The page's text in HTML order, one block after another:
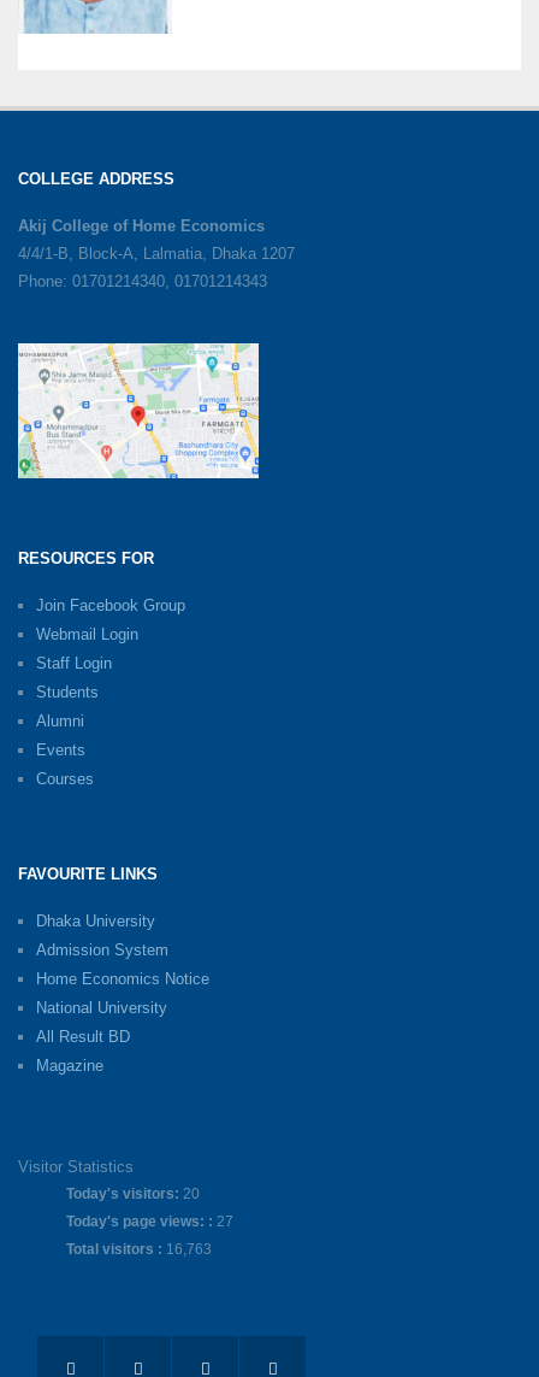
COLLEGE ADDRESS
Akij College of Home Economics
4/4/1-B, Block-A, Lalmatia, Dhaka 1207
Phone: 01701214340, 01701214343
RESOURCES FOR
Join Facebook Group
Webmail Login
Staff Login
Students
Alumni
Events
Courses
FAVOURITE LINKS
Dhaka University
Admission System
Home Economics Notice
National University
All Result BD
Magazine
Visitor Statistics
Today's visitors: 20
Today's page views: : 27
Total visitors : 16,763